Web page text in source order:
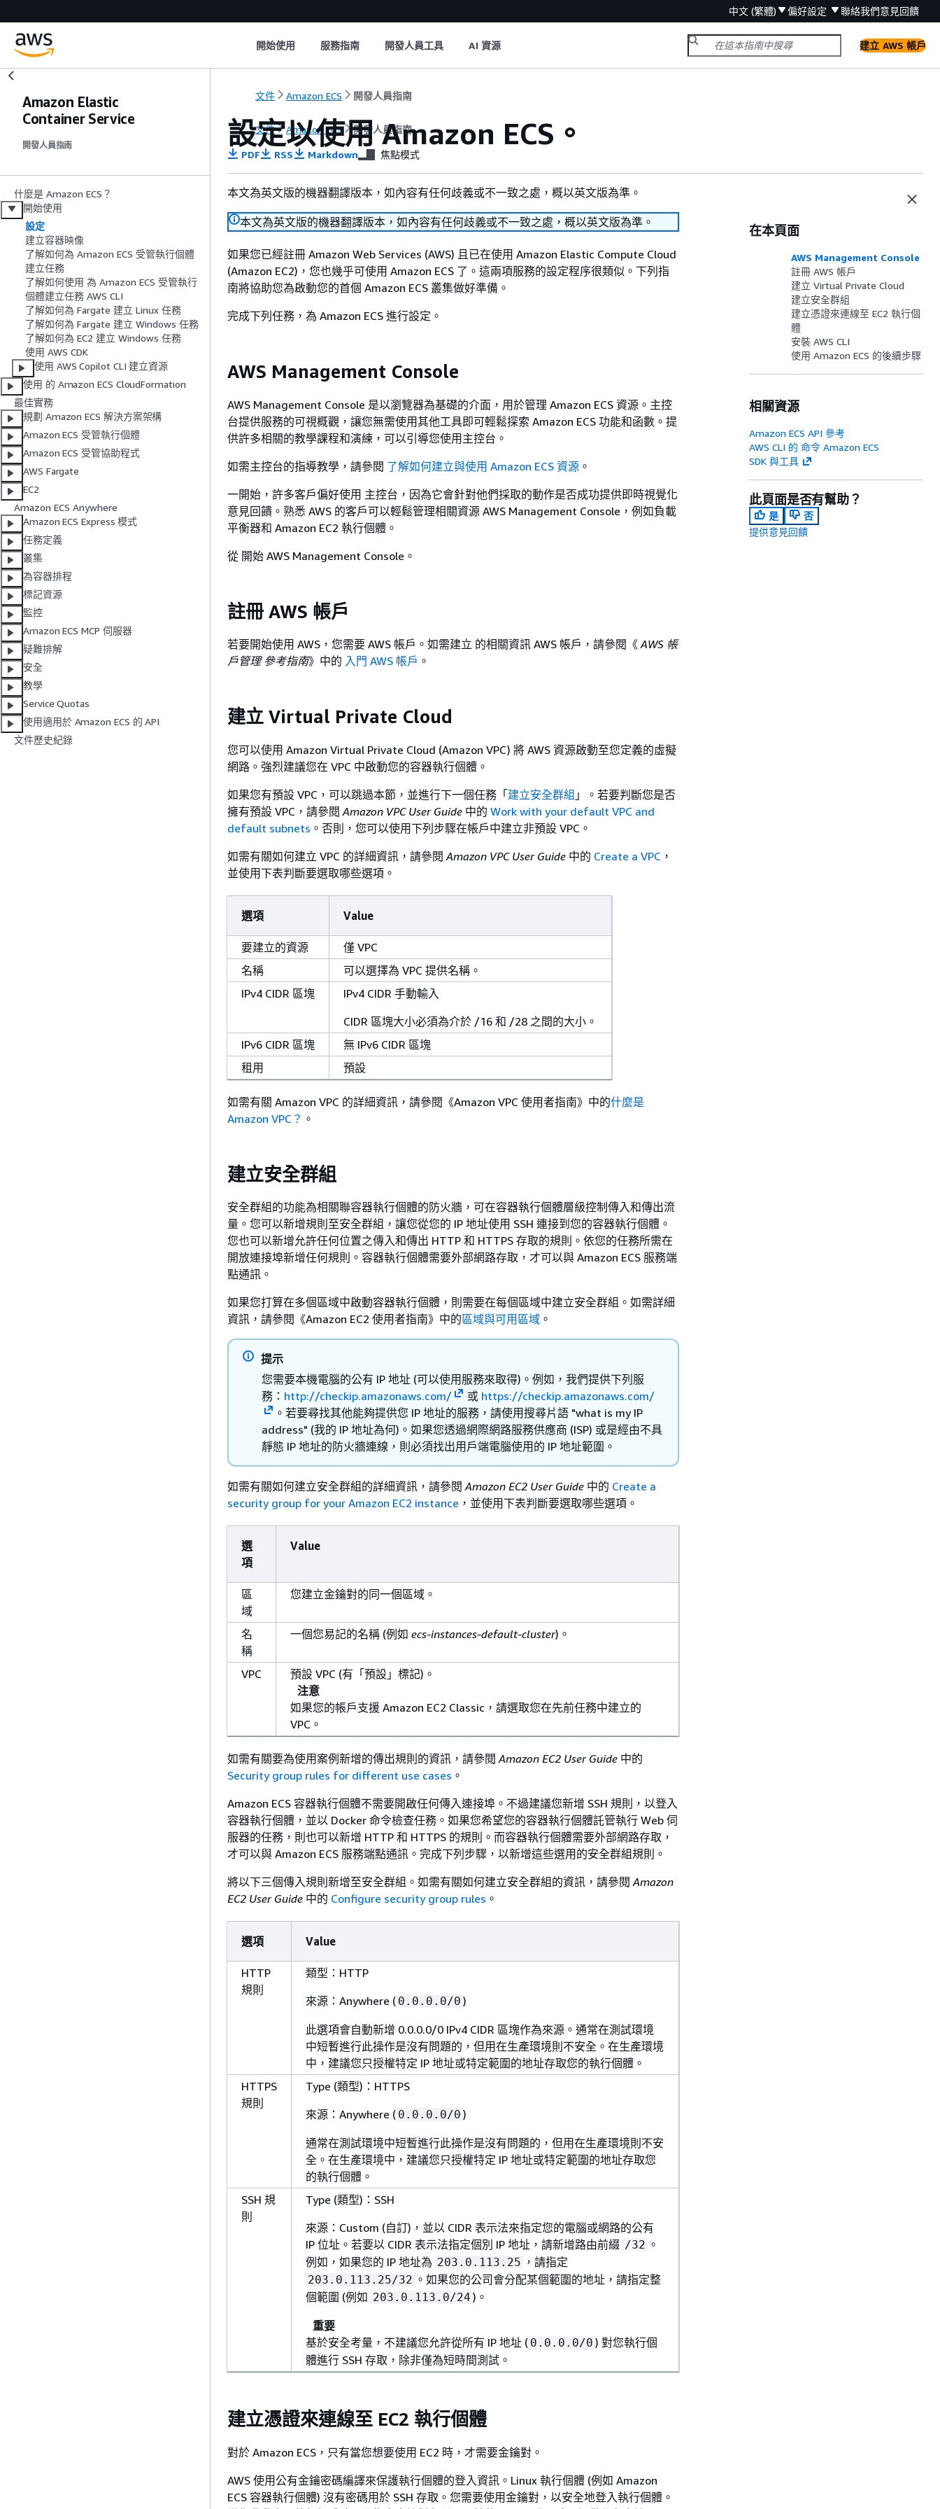
中文 (繁體) 偏好設定 聯絡我們意見回饋
開始使用 服務指南 開發人員工具 AI 資源 建立 AWS 帳戶
Amazon Elastic
Container Service
開發人員指南
什麼是 Amazon ECS？
開始使用
設定
建立容器映像
了解如何為 Amazon ECS 受管執行個體
建立任務
了解如何使用 為 Amazon ECS 受管執行
個體建立任務 AWS CLI
了解如何為 Fargate 建立 Linux 任務
了解如何為 Fargate 建立 Windows 任務
了解如何為 EC2 建立 Windows 任務
使用 AWS CDK
使用 AWS Copilot CLI 建立資源
使用 的 Amazon ECS CloudFormation
最佳實務
規劃 Amazon ECS 解決方案架構
Amazon ECS 受管執行個體
Amazon ECS 受管協助程式
AWS Fargate
EC2
Amazon ECS Anywhere
Amazon ECS Express 模式
任務定義
叢集
為容器排程
標記資源
監控
Amazon ECS MCP 伺服器
疑難排解
安全
教學
Service Quotas
使用適用於 Amazon ECS 的 API
文件歷史紀錄
文件 Amazon ECS 開發人員指南
文件 Amazon ECS 開發人員指南
設定以使用 Amazon ECS。
PDF RSS Markdown 焦點模式
本文為英文版的機器翻譯版本，如內容有任何歧義或不一致之處，概以英文版為準。
本文為英文版的機器翻譯版本，如內容有任何歧義或不一致之處，概以英文版為準。
如果您已經註冊 Amazon Web Services (AWS) 且已在使用 Amazon Elastic Compute Cloud
(Amazon EC2)，您也幾乎可使用 Amazon ECS 了。這兩項服務的設定程序很類似。下列指
南將協助您為啟動您的首個 Amazon ECS 叢集做好準備。
完成下列任務，為 Amazon ECS 進行設定。
AWS Management Console
AWS Management Console 是以瀏覽器為基礎的介面，用於管理 Amazon ECS 資源。主控
台提供服務的可視概觀，讓您無需使用其他工具即可輕鬆探索 Amazon ECS 功能和函數。提
供許多相關的教學課程和演練，可以引導您使用主控台。
如需主控台的指導教學，請參閱 了解如何建立與使用 Amazon ECS 資源 。
一開始，許多客戶偏好使用 主控台，因為它會針對他們採取的動作是否成功提供即時視覺化
意見回饋。熟悉 AWS 的客戶可以輕鬆管理相關資源 AWS Management Console，例如負載
平衡器和 Amazon EC2 執行個體。
從 開始 AWS Management Console。
註冊 AWS 帳戶
若要開始使用 AWS，您需要 AWS 帳戶。如需建立 的相關資訊 AWS 帳戶，請參閱《AWS 帳
戶管理 參考指南》中的 入門 AWS 帳戶 。
建立 Virtual Private Cloud
您可以使用 Amazon Virtual Private Cloud (Amazon VPC) 將 AWS 資源啟動至您定義的虛擬
網路。 強烈建議您在 VPC 中啟動您的容器執行個體。
如果您有預設 VPC，可以跳過本節，並進行下一個任務「建立安全群組 」。若要判斷您是否
擁有預設 VPC，請參閱 Amazon VPC User Guide 中的 Work with your default VPC and
default subnets 。否則，您可以使用下列步驟在帳戶中建立非預設 VPC。
如需有關如何建立 VPC 的詳細資訊，請參閱 Amazon VPC User Guide 中的 Create a VPC ，
並使用下表判斷要選取哪些選項。
選項 Value
要建立的資源
僅 VPC
名稱
可以選擇為 VPC 提供名稱。
IPv4 CIDR 區塊
IPv4 CIDR 手動輸入
CIDR 區塊大小必須為介於 /16 和 /28 之間的大小。
IPv6 CIDR 區塊
無 IPv6 CIDR 區塊
租用
預設
如需有關 Amazon VPC 的詳細資訊，請參閱《Amazon VPC 使用者指南》 中的什麼是
Amazon VPC？ 。
建立安全群組
安全群組的功能為相關聯容器執行個體的防火牆，可在容器執行個體層級控制傳入和傳出流
量。您可以新增規則至安全群組，讓您從您的 IP 地址使用 SSH 連接到您的容器執行個體。
您也可以新增允許任何位置之傳入和傳出 HTTP 和 HTTPS 存取的規則。依您的任務所需在
開放連接埠新增任何規則。容器執行個體需要外部網路存取，才可以與 Amazon ECS 服務端
點通訊。
如果您打算在多個區域中啟動容器執行個體，則需要在每個區域中建立安全群組。如需詳細
資訊，請參閱《Amazon EC2 使用者指南》 中的區域與可用區域 。
提示
您需要本機電腦的公有 IP 地址 (可以使用服務來取得)。例如，我們提供下列服
務： http://checkip.amazonaws.com/ 或 https://checkip.amazonaws.com/
。若要尋找其他能夠提供您 IP 地址的服務，請使用搜尋片語 "what is my IP
address" (我的 IP 地址為何)。如果您透過網際網路服務供應商 (ISP) 或是經由不具
靜態 IP 地址的防火牆連線，則必須找出用戶端電腦使用的 IP 地址範圍。
如需有關如何建立安全群組的詳細資訊，請參閱Amazon EC2 User Guide 中的 Create a
security group for your Amazon EC2 instance ，並使用下表判斷要選取哪些選項。
選
項
Value
區
域
您建立金鑰對的同一個區域。
名
稱
一個您易記的名稱 (例如 ecs-instances-default-cluster)。
VPC
預設 VPC (有「預設」標記)。
注意
如果您的帳戶支援 Amazon EC2 Classic，請選取您在先前任務中建立的
VPC。
如需有關要為使用案例新增的傳出規則的資訊，請參閱Amazon EC2 User Guide 中的
Security group rules for different use cases 。
Amazon ECS 容器執行個體不需要開啟任何傳入連接埠。不過建議您新增 SSH 規則，以登入
容器執行個體，並以 Docker 命令檢查任務。如果您希望您的容器執行個體託管執行 Web 伺
服器的任務，則也可以新增 HTTP 和 HTTPS 的規則。而容器執行個體需要外部網路存取，
才可以與 Amazon ECS 服務端點通訊。完成下列步驟，以新增這些選用的安全群組規則。
將以下三個傳入規則新增至安全群組。如需有關如何建立安全群組的資訊，請參閱Amazon
EC2 User Guide 中的 Configure security group rules 。
選項 Value
HTTP
規則
類型：HTTP
來源：Anywhere ( 0.0.0.0/0 )
此選項會自動新增 0.0.0.0/0 IPv4 CIDR 區塊作為來源。通常在測試環境
中短暫進行此操作是沒有問題的，但用在生產環境則不安全。在生產環境
中，建議您只授權特定 IP 地址或特定範圍的地址存取您的執行個體。
HTTPS
規則
Type (類型)：HTTPS
來源：Anywhere ( 0.0.0.0/0 )
通常在測試環境中短暫進行此操作是沒有問題的，但用在生產環境則不安
全。在生產環境中，建議您只授權特定 IP 地址或特定範圍的地址存取您
的執行個體。
SSH 規
則
Type (類型)：SSH
來源：Custom (自訂)，並以 CIDR 表示法來指定您的電腦或網路的公有
IP 位址。若要以 CIDR 表示法指定個別 IP 地址，請新增路由前綴 /32 。
例如，如果您的 IP 地址為 203.0.113.25 ，請指定
203.0.113.25/32 。如果您的公司會分配某個範圍的地址，請指定整
個範圍 (例如 203.0.113.0/24 )。
重要
基於安全考量，不建議您允許從所有 IP 地址 ( 0.0.0.0/0 ) 對您執行個
體進行 SSH 存取，除非僅為短時間測試。
建立憑證來連線至 EC2 執行個體
對於 Amazon ECS，只有當您想要使用 EC2 時，才需要金鑰對。
AWS 使用公有金鑰密碼編譯來保護執行個體的登入資訊。 Linux 執行個體 (例如 Amazon
ECS 容器執行個體) 沒有密碼用於 SSH 存取。您需要使用金鑰對，以安全地登入執行個體。
在本頁面
AWS Management Console
註冊 AWS 帳戶
建立 Virtual Private Cloud
建立安全群組
建立憑證來連線至 EC2 執行個
體
安裝 AWS CLI
使用 Amazon ECS 的後續步驟
相關資源
Amazon ECS API 參考
AWS CLI 的 命令 Amazon ECS
SDK 與工具
此頁面是否有幫助？
是
否
提供意見回饋